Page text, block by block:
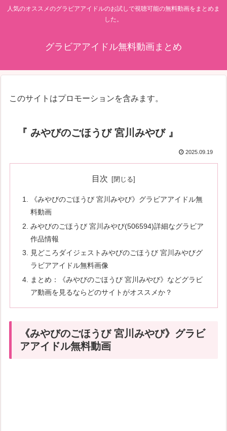
人気のオススメのグラビアアイドルのお試しで視聴可能の無料動画をまとめま
した。
グラビアアイドル無料動画まとめ
このサイトはプロモーションを含みます。
『 みやびのごほうび 宮川みやび 』
2025.09.19
目次
《みやびのごほうび 宮川みやび》グラビアアイドル無
料動画
みやびのごほうび 宮川みやび(506594)詳細なグラビア
作品情報
見どころダイジェストみやびのごほうび 宮川みやびグ
ラビアアイドル無料画像
まとめ：《みやびのごほうび 宮川みやび》などグラビ
ア動画を見るならどのサイトがオススメか？
《みやびのごほうび 宮川みやび》グラビ
アアイドル無料動画